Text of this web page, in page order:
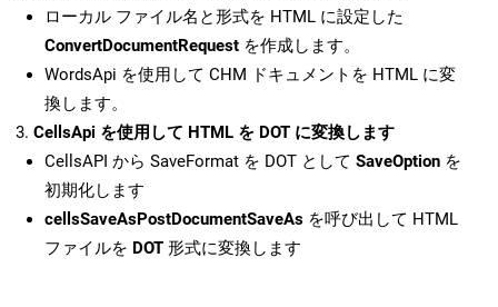
ローカル ファイル名と形式を HTML に設定した
ConvertDocumentRequest を作成します。
WordsApi を使用して CHM ドキュメントを HTML に変
換します。
CellsApi を使用して HTML を DOT に変換します
CellsAPI から SaveFormat を DOT として SaveOption を
初期化します
cellsSaveAsPostDocumentSaveAs を呼び出して HTML
ファイルを DOT 形式に変換します